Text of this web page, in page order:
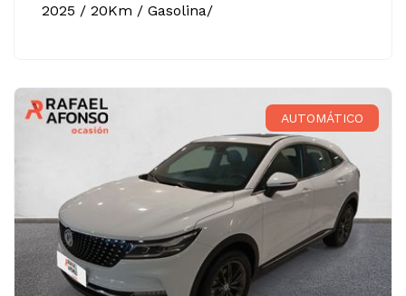
2025 / 20Km / Gasolina/
AUTOMÁTICO